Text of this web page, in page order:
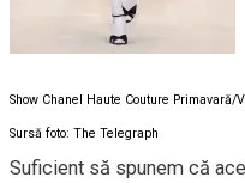
Show Chanel Haute Couture Primavară/
Sursă foto: The Telegraph
Suficient să spunem că